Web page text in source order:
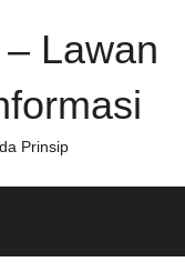
Lawan
Prinsip